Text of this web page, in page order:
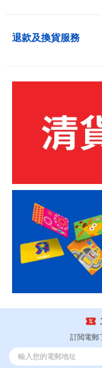
退款及換貨服務
訂閲電郵